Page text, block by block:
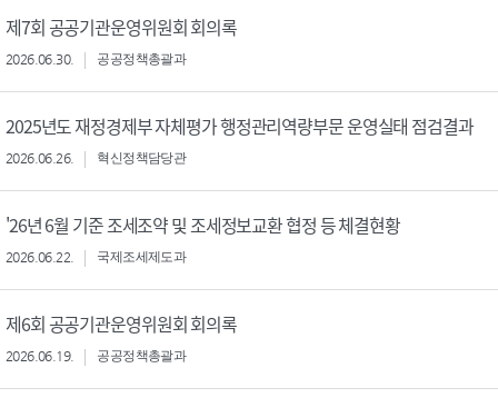
제7회 공공기관운영위원회 회의록
2026.06.30. 공공정책총괄과
2025년도 재정경제부 자체평가 행정관리역량부문 운영실태 점검결과
2026.06.26. 혁신정책담당관
'26년 6월 기준 조세조약 및 조세정보교환 협정 등 체결현황
2026.06.22. 국제조세제도과
제6회 공공기관운영위원회 회의록
2026.06.19. 공공정책총괄과